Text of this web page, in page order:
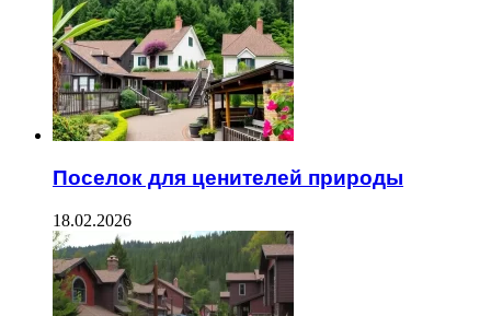
Поселок для ценителей природы
18.02.2026